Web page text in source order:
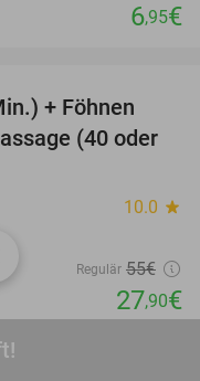
6,95€
49%
+ Föhnen
(40 oder
10.0 star
Regulär 55€
27,90€